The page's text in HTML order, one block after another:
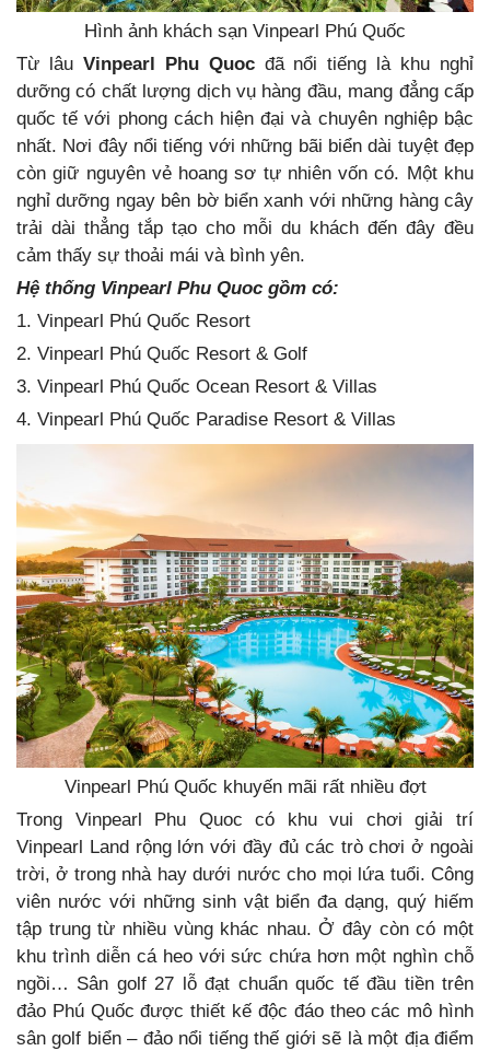
Hình ảnh khách sạn Vinpearl Phú Quốc
Từ lâu Vinpearl Phu Quocđã nổi tiếng là khu nghỉ
dưỡng có chất lượng dịch vụ hàng đầu, mang đẳng cấp
quốc tế với phong cách hiện đại và chuyên nghiệp bậc
nhất. Nơi đây nổi tiếng với những bãi biển dài tuyệt đẹp
còn giữ nguyên vẻ hoang sơ tự nhiên vốn có. Một khu
nghỉ dưỡng ngay bên bờ biển xanh với những hàng cây
trải dài thẳng tắp tạo cho mỗi du khách đến đây đều
cảm thấy sự thoải mái và bình yên.
Hệ thống Vinpearl Phu Quoc gồm có:
1. Vinpearl Phú Quốc Resort
2. Vinpearl Phú Quốc Resort & Golf
3. Vinpearl Phú Quốc Ocean Resort & Villas
4. Vinpearl Phú Quốc Paradise Resort & Villas
Vinpearl Phú Quốc khuyến mãi rất nhiều đợt
Trong Vinpearl Phu Quoc có khu vui chơi giải trí
Vinpearl Land rộng lớn với đầy đủ các trò chơi ở ngoài
trời, ở trong nhà hay dưới nước cho mọi lứa tuổi. Công
viên nước với những sinh vật biển đa dạng, quý hiếm
tập trung từ nhiều vùng khác nhau. Ở đây còn có một
khu trình diễn cá heo với sức chứa hơn một nghìn chỗ
ngồi… Sân golf 27 lỗ đạt chuẩn quốc tế đầu tiền trên
đảo Phú Quốc được thiết kế độc đáo theo các mô hình
sân golf biển – đảo nổi tiếng thế giới sẽ là một địa điểm